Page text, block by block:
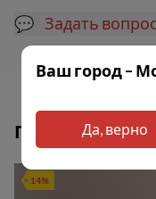
💬 Задать
Популярные
14%
Ваш город –
Да, верно